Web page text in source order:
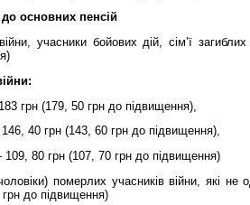
основних пенсій
учасники бойових дій, сім’ї
грн (179, 50 грн до підвищення),
146, 40 грн (143, 60 грн до підвищення),
— 109, 80 грн (107, 70 грн до підвищення)
померлих учасників війни, які
до підвищення)